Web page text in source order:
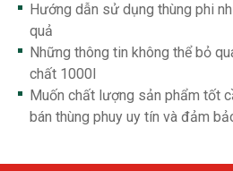
Hướng dẫn sử dụng thùng phi
quả
Những thông tin không thể bỏ
chất 1000l
Muốn chất lượng sản phẩm tốt
bán thùng phuy uy tín và đảm